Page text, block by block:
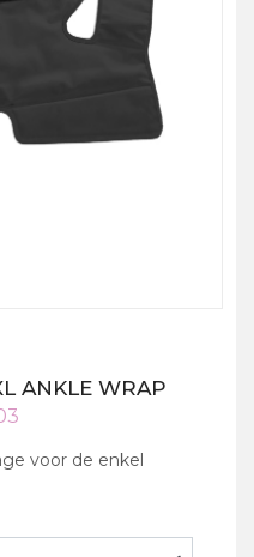
ANKLE WRAP
voor de enkel